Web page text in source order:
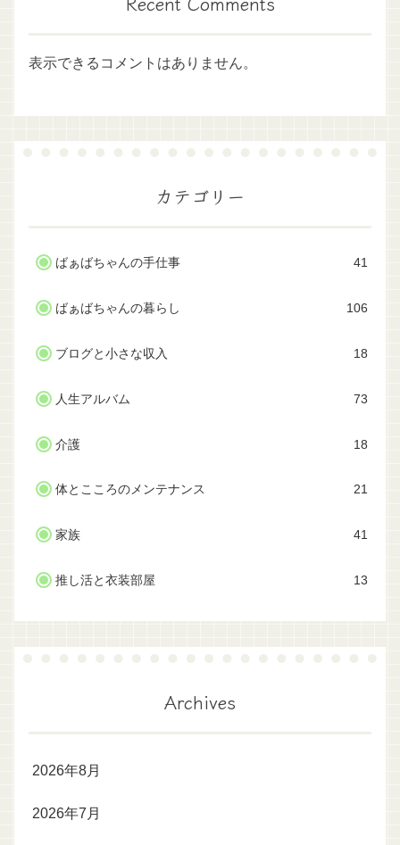
表示できるコメントはありません。
カテゴリー
ばぁばちゃんの手仕事 41
ばぁばちゃんの暮らし 106
ブログと小さな収入 18
人生アルバム 73
介護 18
体とこころのメンテナンス 21
家族 41
推し活と衣装部屋 13
Archives
2026年8月
2026年7月